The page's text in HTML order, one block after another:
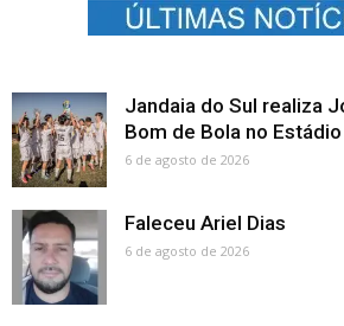
Jandaia do Sul realiza
Bom de Bola no
6 de agosto de 2026
Faleceu Ariel Dias
6 de agosto de 2026